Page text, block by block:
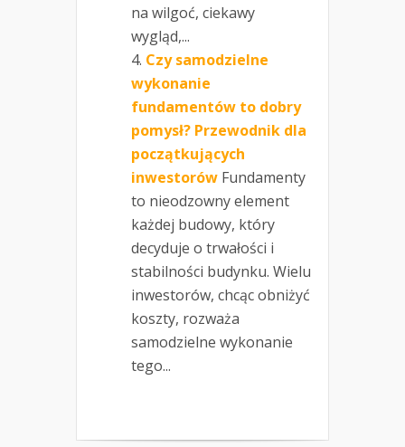
na wilgoć, ciekawy
wygląd,...
Czy samodzielne
wykonanie
fundamentów to dobry
pomysł? Przewodnik dla
początkujących
inwestorów Fundamenty
to nieodzowny element
każdej budowy, który
decyduje o trwałości i
stabilności budynku. Wielu
inwestorów, chcąc obniżyć
koszty, rozważa
samodzielne wykonanie
tego...